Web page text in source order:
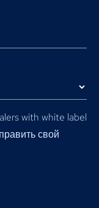
with white label
свой